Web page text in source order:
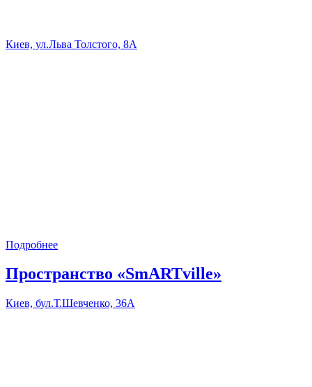
Киев, ул.Льва Толстого, 8А
Подробнее
Пространство «SmARTville»
Киев, бул.Т.Шевченко, 36А